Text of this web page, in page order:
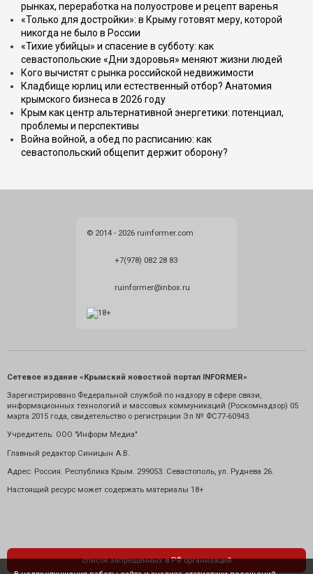
рынках, переработка на полуострове и рецепт варенья
«Только для достройки»: в Крыму готовят меру, которой
никогда не было в России
«Тихие убийцы» и спасение в субботу: как
севастопольские «Дни здоровья» меняют жизни людей
Кого вычистят с рынка российской недвижимости
Кладбище юрлиц или естественный отбор? Анатомия
крымского бизнеса в 2026 году
Крым как центр альтернативной энергетики: потенциал,
проблемы и перспективы
Война войной, а обед по расписанию: как
севастопольский общепит держит оборону?
© 2014 - 2026 ruinformer.com
+7(978) 082 28 83
ruinformer@inbox.ru
Сетевое издание «Крымский новостной портал INFORMER»
Зарегистрировано Федеральной службой по надзору в сфере связи,
информационных технологий и массовых коммуникаций (Роскомнадзор) 05
марта 2015 года, свидетельство о регистрации Эл № ФС77-60943.
Учредитель: ООО "Информ Медиа"
Главный редактор Синицын А.В.
Адрес: Россия. Республика Крым. 299053. Севастополь, ул. Руднева 26.
Настоящий ресурс может содержать материалы 18+
список запрещенных в РФ организаций